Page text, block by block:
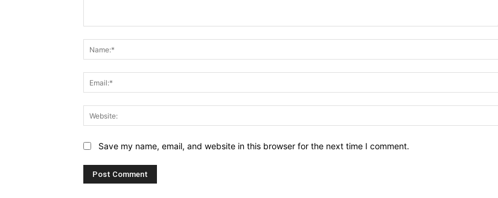
Save my name, email, and website in this browser for the next time I comment.